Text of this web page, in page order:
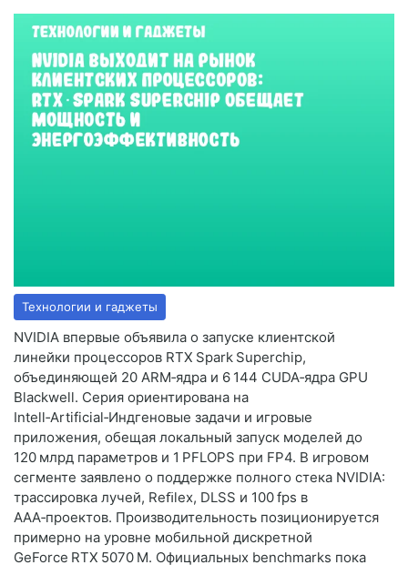
Технологии и гаджеты
NVIDIA впервые объявила о запуске клиентской
линейки процессоров RTX Spark Superchip,
объединяющей 20 ARM‑ядра и 6 144 CUDA‑ядра GPU
Blackwell. Серия ориентирована на
Intell‑Artificial‑Индгеновые задачи и игровые
приложения, обещая локальный запуск моделей до
120 млрд параметров и 1 PFLOPS при FP4. В игровом
сегменте заявлено о поддержке полного стека NVIDIA:
трассировка лучей, Reﬁlex, DLSS и 100 fps в
AAA‑проектов. Производительность позиционируется
примерно на уровне мобильной дискретной
GeForce RTX 5070 M. Официальных benchmarks пока